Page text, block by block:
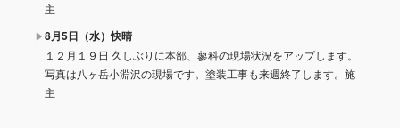
主
8月5日（水）快晴
１２月１９日 久しぶりに本部、蓼科の現場状況をアップします。
写真は八ヶ岳小淵沢の現場です。塗装工事も来週終了します。施
主